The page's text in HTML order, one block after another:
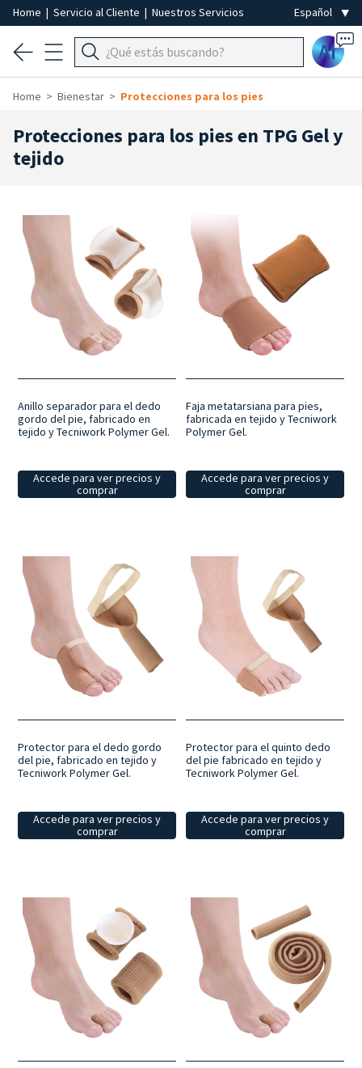
Home | Servicio al Cliente | Nuestros Servicios
Ai
Home Bienestar Protecciones para los pies
Protecciones para los pies en TPG Gel y
tejido
Anillo separador para el dedo
gordo del pie, fabricado en
tejido y Tecniwork Polymer Gel.
Accede para ver precios y
comprar
Faja metatarsiana para pies,
fabricada en tejido y Tecniwork
Polymer Gel.
Accede para ver precios y
comprar
Protector para el dedo gordo
del pie, fabricado en tejido y
Tecniwork Polymer Gel.
Accede para ver precios y
comprar
Protector para el quinto dedo
del pie fabricado en tejido y
Tecniwork Polymer Gel.
Accede para ver precios y
comprar